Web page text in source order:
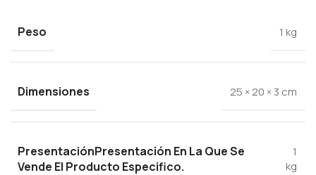
Peso 1 kg
Dimensiones 25 × 20 × 3 cm
PresentaciónPresentación En La Que Se
Vende El Producto Especifico.
1
kg